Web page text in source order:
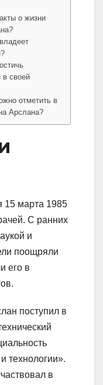
о жизни
в своей
отметить в
Арслана?
15 марта 1985
С ранних
и
поощряли
его в
поступил в
технологии».
в